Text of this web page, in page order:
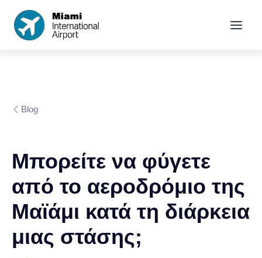
Blog
Μπορείτε να φύγετε
από το αεροδρόμιο της
Μαϊάμι κατά τη διάρκεια
μιας στάσης;